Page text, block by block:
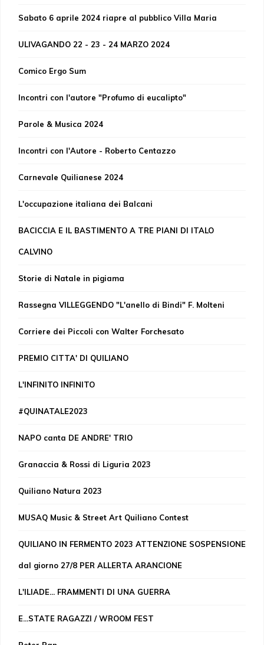
Sabato 6 aprile 2024 riapre al pubblico Villa Maria
ULIVAGANDO 22 - 23 - 24 MARZO 2024
Comico Ergo Sum
Incontri con l'autore "Profumo di eucalipto"
Parole & Musica 2024
Incontri con l'Autore - Roberto Centazzo
Carnevale Quilianese 2024
L'occupazione italiana dei Balcani
BACICCIA E IL BASTIMENTO A TRE PIANI DI ITALO
CALVINO
Storie di Natale in pigiama
Rassegna VILLEGGENDO "L'anello di Bindi" F. Molteni
Corriere dei Piccoli con Walter Forchesato
PREMIO CITTA' DI QUILIANO
L'INFINITO INFINITO
#QUINATALE2023
NAPO canta DE ANDRE' TRIO
Granaccia & Rossi di Liguria 2023
Quiliano Natura 2023
MUSAQ Music & Street Art Quiliano Contest
QUILIANO IN FERMENTO 2023 ATTENZIONE SOSPENSIONE
dal giorno 27/8 PER ALLERTA ARANCIONE
L'ILIADE... FRAMMENTI DI UNA GUERRA
E...STATE RAGAZZI / WROOM FEST